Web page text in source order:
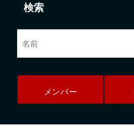
検索
メンバー